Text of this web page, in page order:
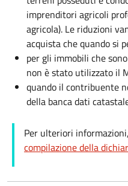
imprenditori agricoli
agricola). Le riduzioni
acquista che quando si
per gli immobili che
non è stato utilizzato il
quando il contribuente
della banca dati
Per ulteriori
compilazione della